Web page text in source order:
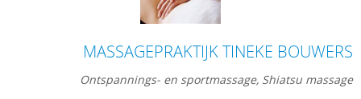
MASSAGEPRAKTIJK TINEKE BOUWERS
Ontspannings- en sportmassage, Shiatsu massage